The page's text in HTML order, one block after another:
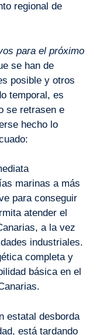
regional de
para el próximo
se han de
posible y otros
temporal, es
se retrasen e
hecho lo
marinas a más
para conseguir
atender el
a la vez
industriales.
completa y
básica en el
estatal desborda
está tardando